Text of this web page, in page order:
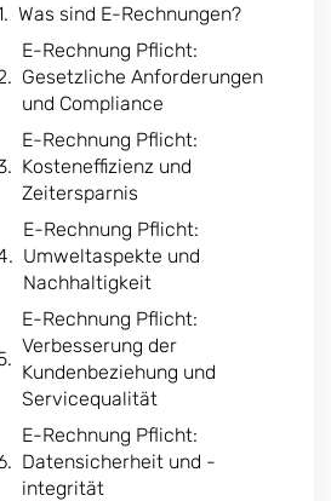
Was sind E-Rechnungen?
E-Rechnung Pflicht:
Gesetzliche Anforderungen
und Compliance
E-Rechnung Pflicht:
Kosteneffizienz und
Zeitersparnis
E-Rechnung Pflicht:
Umweltaspekte und
Nachhaltigkeit
E-Rechnung Pflicht:
Verbesserung der
Kundenbeziehung und
Servicequalität
E-Rechnung Pflicht:
Datensicherheit und -
integrität